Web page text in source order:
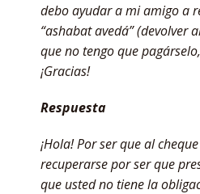
debo ayudar a mi amigo a
“ashabat avedá” (devolver
que no tengo que
¡Gracias!
Respuesta
¡Hola! Por ser que al
recuperarse por ser que
que usted no tiene la